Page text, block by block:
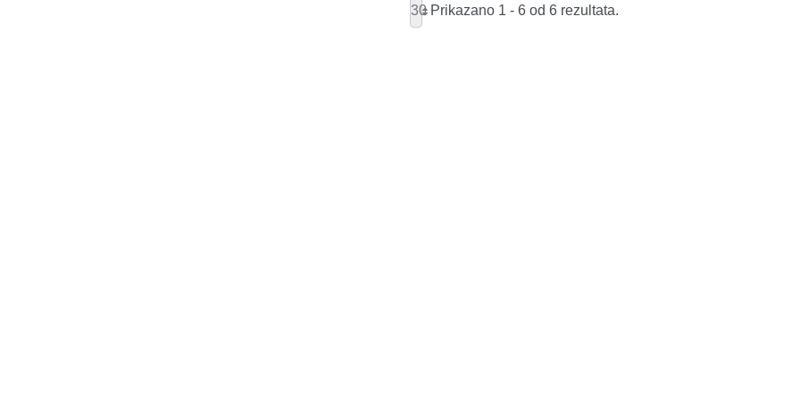
30 Prikazano 1 - 6 od 6 rezultata.